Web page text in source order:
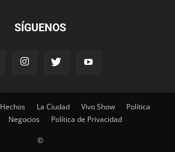
SÍGUENOS
La Ciudad Vivo Show
Política
Negocios Política de Privacidad
©